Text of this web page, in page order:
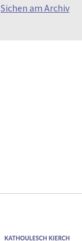
Sichen am Archiv